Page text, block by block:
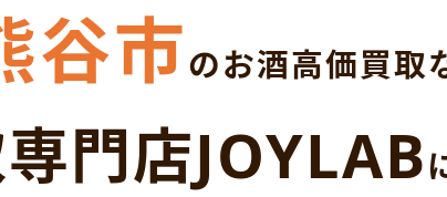
谷市のお酒高価買取
門店JOYLAB